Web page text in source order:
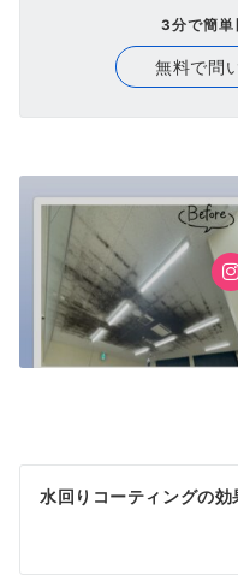
3分で簡単
無料で問
稿
ビ
水回りコーティングの効